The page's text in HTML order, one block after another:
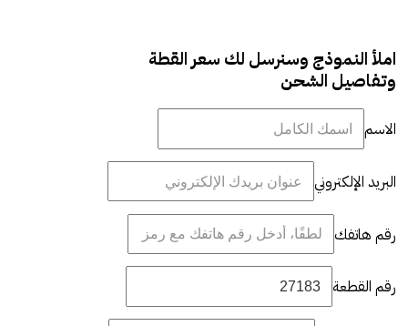
املأ النموذج وسنرسل لك سعر القطة
وتفاصيل الشحن
الاسم
البريد الإلكتروني
رقم هاتفك
رقم القطعة